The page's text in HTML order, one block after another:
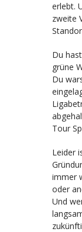
erlebt.
zweite
Du
grüne
Du
Tour
Leider
immer
oder
Und